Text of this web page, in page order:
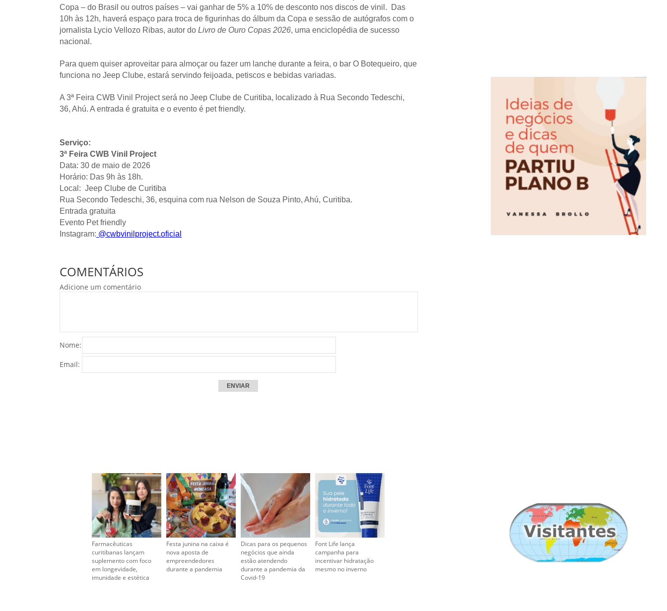
Copa – do Brasil ou outros países – vai ganhar de 5% a 10% de desconto nos discos de vinil. Das
10h às 12h, haverá espaço para troca de figurinhas do álbum da Copa e sessão de autógrafos com o
jornalista Lycio Vellozo Ribas, autor do Livro de Ouro Copas 2026, uma enciclopédia de sucesso
nacional.
Para quem quiser aproveitar para almoçar ou fazer um lanche durante a feira, o bar O Botequeiro, que
funciona no Jeep Clube, estará servindo feijoada, petiscos e bebidas variadas.
A 3ª Feira CWB Vinil Project será no Jeep Clube de Curitiba, localizado à Rua Secondo Tedeschi,
36, Ahú. A entrada é gratuita e o evento é pet friendly.
Serviço:
3ª Feira CWB Vinil Project
Data: 30 de maio de 2026
Horário: Das 9h às 18h.
Local: Jeep Clube de Curitiba
Rua Secondo Tedeschi, 36, esquina com rua Nelson de Souza Pinto, Ahú, Curitiba.
Entrada gratuita
Evento Pet friendly
Instagram: @cwbvinilproject.oficial
COMENTÁRIOS
Adicione um comentário
Nome:
Email:
Farmacêuticas
curitibanas lançam
suplemento com foco
em longevidade,
imunidade e estética
Festa junina na caixa é
nova aposta de
empreendedores
durante a pandemia
Dicas para os pequenos
negócios que ainda
estão atendendo
durante a pandemia da
Covid-19
Font Life lança
campanha para
incentivar hidratação
mesmo no inverno